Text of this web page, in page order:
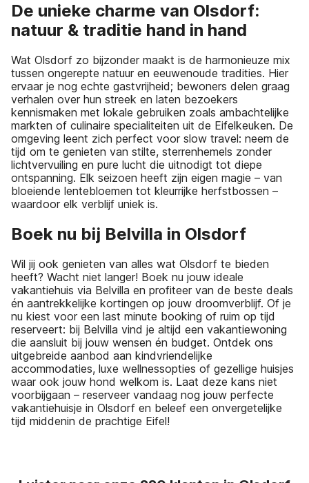
De unieke charme van Olsdorf:
natuur & traditie hand in hand
Wat Olsdorf zo bijzonder maakt is de harmonieuze mix
tussen ongerepte natuur en eeuwenoude tradities. Hier
ervaar je nog echte gastvrijheid; bewoners delen graag
verhalen over hun streek en laten bezoekers
kennismaken met lokale gebruiken zoals ambachtelijke
markten of culinaire specialiteiten uit de Eifelkeuken. De
omgeving leent zich perfect voor slow travel: neem de
tijd om te genieten van stilte, sterrenhemels zonder
lichtvervuiling en pure lucht die uitnodigt tot diepe
ontspanning. Elk seizoen heeft zijn eigen magie – van
bloeiende lentebloemen tot kleurrijke herfstbossen –
waardoor elk verblijf uniek is.
Boek nu bij Belvilla in Olsdorf
Wil jij ook genieten van alles wat Olsdorf te bieden
heeft? Wacht niet langer! Boek nu jouw ideale
vakantiehuis via Belvilla en profiteer van de beste deals
én aantrekkelijke kortingen op jouw droomverblijf. Of je
nu kiest voor een last minute booking of ruim op tijd
reserveert: bij Belvilla vind je altijd een vakantiewoning
die aansluit bij jouw wensen én budget. Ontdek ons
uitgebreide aanbod aan kindvriendelijke
accommodaties, luxe wellnessopties of gezellige huisjes
waar ook jouw hond welkom is. Laat deze kans niet
voorbijgaan – reserveer vandaag nog jouw perfecte
vakantiehuisje in Olsdorf en beleef een onvergetelijke
tijd middenin de prachtige Eifel!